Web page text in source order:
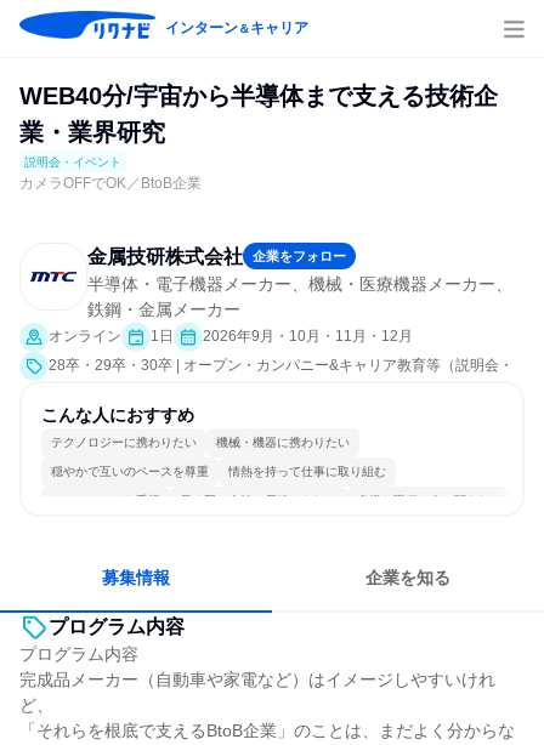
インターン＆キャリア
WEB40分/宇宙から半導体まで支える技術企
業・業界研究
説明会・イベント
カメラOFFでOK／BtoB企業
金属技研株式会社 企業をフォロー
半導体・電子機器メーカー、機械・医療機器メーカー、
鉄鋼・金属メーカー
オンライン 1日
2026年9月・10月・11月・12月
28卒・29卒・30卒 | オープン・カンパニー&キャリア教育等（説明会・
こんな人におすすめ
テクノロジーに携わりたい 機械・機器に携わりたい
穏やかで互いのペースを尊重 情熱を持って仕事に取り組む
チームワークを重視 長く同じ会社に居続けられる 多様な職種の人と関われる
募集情報 企業を知る
プログラム内容
プログラム内容
完成品メーカー（自動車や家電など）はイメージしやすいけれ
ど、
「それらを根底で支えるBtoB企業」のことは、まだよく分からな